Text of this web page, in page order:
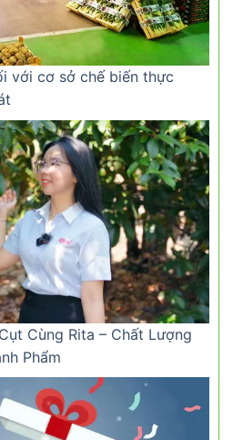
với cơ sở chế biến thực
Cùng Rita – Chất Lượng
Phẩm